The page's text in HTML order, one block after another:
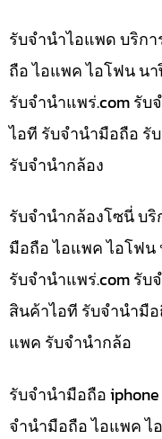
รับจำนำไอแพด บริก
ถือ ไอแพค ไอโฟน น
รับจํานําแพร่.com รั
ไอที รับจำนำมือถือ รั
รับจำนำกล้อง
รับจำนำกล้องโซนี่ บ
มือถือ ไอแพค ไอโฟน
รับจํานําแพร่.com รับ
สินค้าไอที รับจำนำมื
แพค รับจำนำกล้อ
รับจำนำมือถือ
จำนำมือถือ ไอแพค ไ